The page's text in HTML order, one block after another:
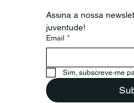
CNJ e
cooperação
Assina a nossa
juventude!
Email *
Sim, subscreve-me